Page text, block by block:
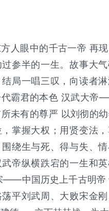
人眼中的千古一帝 再现
参半的一生。故事大
局一唱三叹，向读者
代霸君的本色 汉武大帝
未有的尊严 以刘彻的幼
掌握大权；用贤变法
绕生与死、得与失、
帝纵横跌宕的一生和
——中国历史上千古明帝
平刘武周、大败宋金